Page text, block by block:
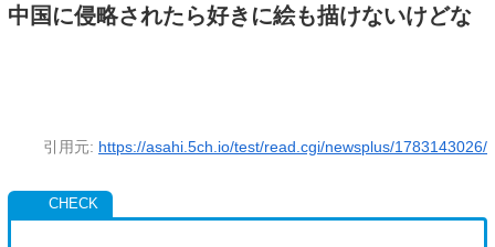
中国に侵略されたら好きに絵も描けないけどな
引用元: https://asahi.5ch.io/test/read.cgi/newsplus/1783143026/